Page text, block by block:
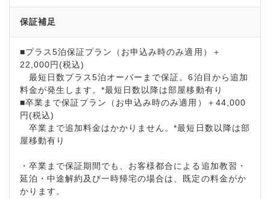
保証補足
■プラス5泊保証プラン（お申込み時のみ適用）＋
22,000円(税込)
最短日数プラス5泊オーバーまで保証。6泊目から追加
料金が発生します。*最短日数以降は部屋移動有り
■卒業まで保証プラン（お申込み時のみ適用）＋44,000
円(税込)
卒業まで追加料金はかかりません。*最短日数以降は部
屋移動有り
・卒業まで保証期間でも、お客様都合による追加教習・
延泊・中途解約及び一時帰宅の場合は、既定の料金がか
かります。